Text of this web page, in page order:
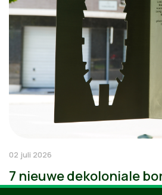
02 juli 2026
7 nieuwe dekoloniale